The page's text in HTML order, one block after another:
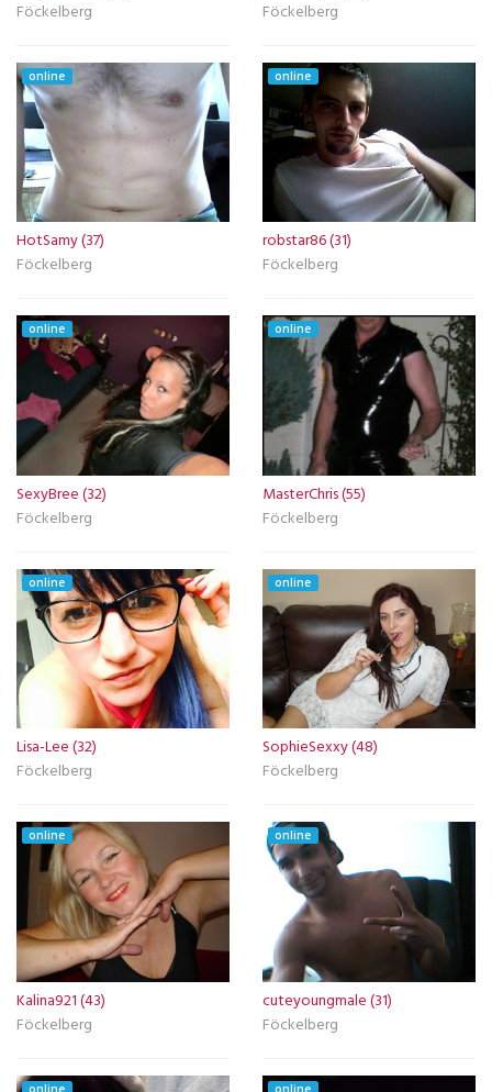
Föckelberg
Föckelberg
online
HotSamy (37)
Föckelberg
online
robstar86 (31)
Föckelberg
online
SexyBree (32)
Föckelberg
online
MasterChris (55)
Föckelberg
online
Lisa-Lee (32)
Föckelberg
online
SophieSexxy (48)
Föckelberg
online
Kalina921 (43)
Föckelberg
online
cuteyoungmale (31)
Föckelberg
online online